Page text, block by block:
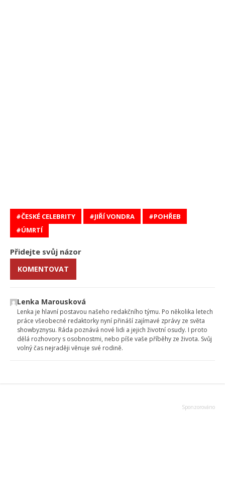
ČESKÉ CELEBRITY JIŘÍ VONDRA
POHŘEB
ÚMRTÍ
Přidejte svůj názor
KOMENTOVAT
Lenka Marousková
Lenka je hlavní postavou našeho redakčního týmu. Po několika letech
práce všeobecné redaktorky nyní přináší zajímavé zprávy ze světa
showbyznysu. Ráda poznává nové lidi a jejich životní osudy. I proto
dělá rozhovory s osobnostmi, nebo píše vaše příběhy ze života. Svůj
volný čas nejraději věnuje své rodině.